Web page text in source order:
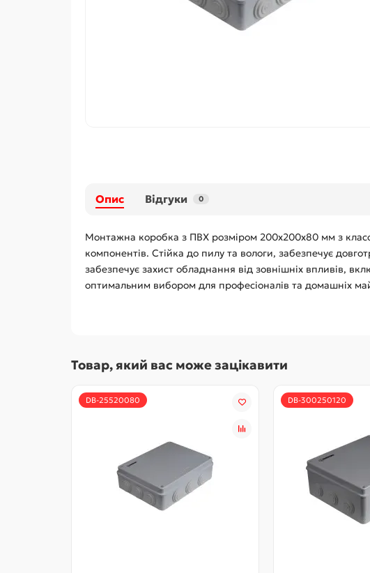
Опис Відгуки 0
Монтажна коробка з ПВХ розміром 200x200x80 мм з
компонентів. Стійка до пилу та вологи, забезпечує
забезпечує захист обладнання від зовнішніх впливів,
оптимальним вибором для професіоналів та домашніх
Товар, який вас може зацікавити
DB-25520080 DB-300250120